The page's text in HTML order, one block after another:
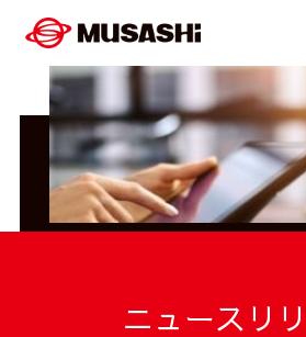
ニュースリ